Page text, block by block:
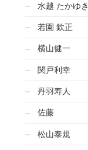
水越 たかゆき
若園 欽正
横山健一
関戸利幸
丹羽寿人
佐藤
松山泰規